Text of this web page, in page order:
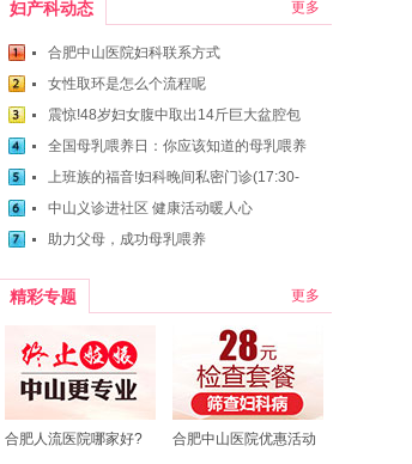
更多
妇产科动态
合肥中山医院妇科联系方式
女性取环是怎么个流程呢
震惊!48岁妇女腹中取出14斤巨大盆腔包
全国母乳喂养日：你应该知道的母乳喂养
上班族的福音!妇科晚间私密门诊(17:30-
中山义诊进社区 健康活动暖人心
助力父母，成功母乳喂养
更多
精彩专题
合肥人流医院哪家好? 合肥中山医院优惠活动